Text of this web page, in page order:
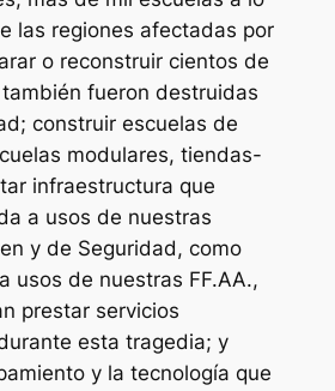
las regiones afectadas por
o reconstruir cientos de
fueron destruidas
construir escuelas de
modulares, tiendas-
infraestructura que
a usos de nuestras
y de Seguridad, como
usos de nuestras FF.AA.,
prestar servicios
esta tragedia; y
y la tecnología que